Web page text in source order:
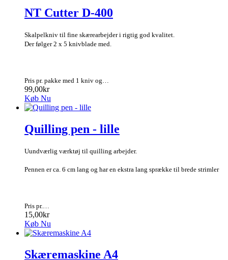
NT Cutter D-400
Skalpelkniv til fine skærearbejder i rigtig god kvalitet.
Der følger 2 x 5 knivblade med.
Pris pr. pakke med 1 kniv og…
99,00kr
Køb Nu
Quilling pen - lille
Uundværlig værktøj til quilling arbejder.
Pennen er ca. 6 cm lang og har en ekstra lang sprække til brede strimler
Pris pr.…
15,00kr
Køb Nu
Skæremaskine A4